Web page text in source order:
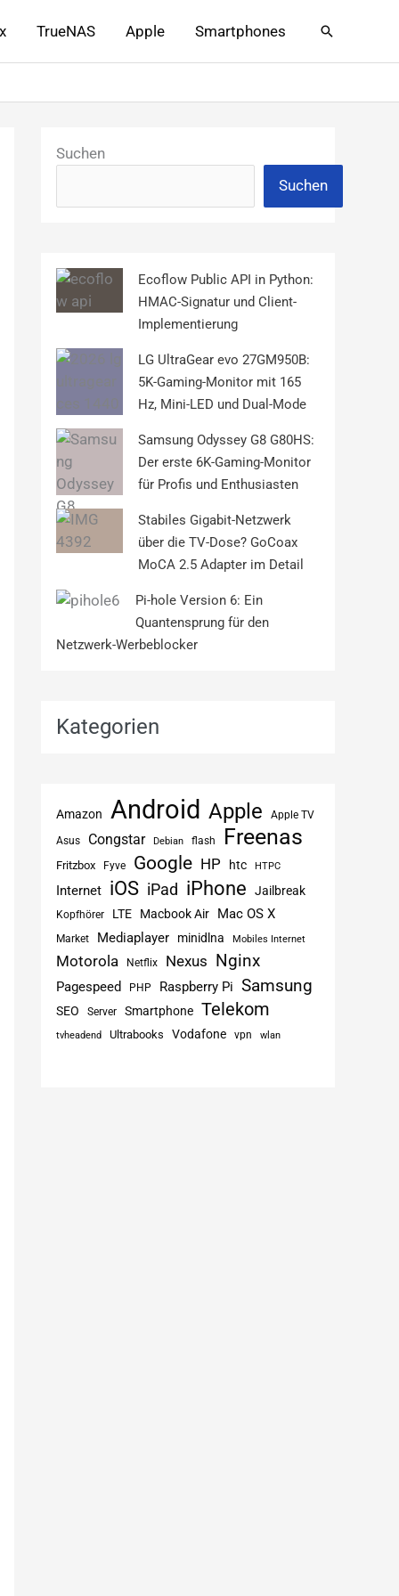
TrueNAS Apple Smartphones Suchen
Suchen
Suchen
Ecoflow Public API in Python:
HMAC-Signatur und Client-
Implementierung
LG UltraGear evo 27GM950B:
5K-Gaming-Monitor mit 165
Hz, Mini-LED und Dual-Mode
Samsung Odyssey G8 G80HS:
Der erste 6K-Gaming-Monitor
für Profis und Enthusiasten
Stabiles Gigabit-Netzwerk
über die TV-Dose? GoCoax
MoCA 2.5 Adapter im Detail
Pi-hole Version 6: Ein
Quantensprung für den
Netzwerk-Werbeblocker
Kategorien
Amazon Android Apple
Apple TV
Asus
Congstar Debian flash Freenas
Fritzbox Fyve Google HP htc HTPC
Internet iOS iPad iPhone Jailbreak
Kopfhörer LTE Macbook Air Mac OS X
Market Mediaplayer minidlna Mobiles Internet
Motorola Netflix Nexus Nginx
Pagespeed PHP Raspberry Pi Samsung
SEO Server Smartphone Telekom
tvheadend Ultrabooks Vodafone vpn wlan